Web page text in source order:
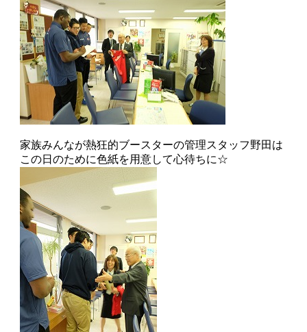
家族みんなが熱狂的ブースターの管理スタッフ野田は
この日のために色紙を用意して心待ちに☆